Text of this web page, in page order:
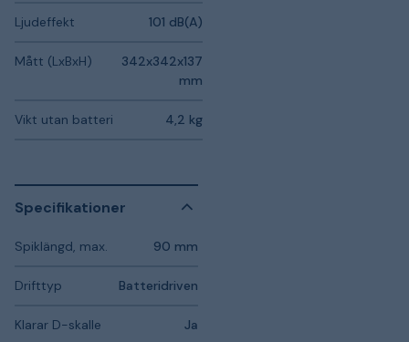
Ljudeffekt 101 dB(A)
Mått (LxBxH)
342x342x137
mm
Vikt utan batteri 4,2 kg
Specifikationer
Spiklängd, max. 90 mm
Drifttyp Batteridriven
Klarar D-skalle Ja